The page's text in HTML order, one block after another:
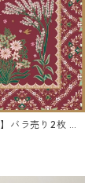
バラ売り2枚 ラ
ーパーナプキン
ルドーxパール